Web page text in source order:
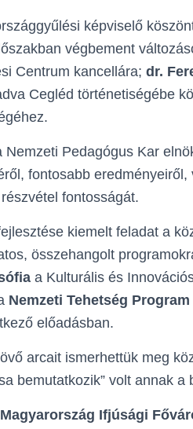
képviselő
végbement
Centrum kancellára; dr.
Cegléd történetiségébe
Nemzeti Pedagógus Kar
fontosabb
fontosságát.
kiemelt feladat a
összehangolt
a Kulturális és
Nemzeti Tehetség Program
előadásban.
arcait ismerhettük meg
bemutatkozik” volt annak a
Magyarország Ifjúsági